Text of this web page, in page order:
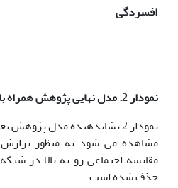
افسردگی
نمودار 2. مدل نهایی پژوهش همراه با ضرایب استاندارد مسیرها
نمودار 2 نشان­دهنده مدل
مشاهده می شود به منظور
مقایسه اجتماعی رو به بالا در
حذف شده است.